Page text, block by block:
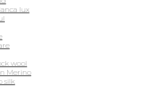
lux
wool
Merino
silk